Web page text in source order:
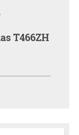
T466ZH